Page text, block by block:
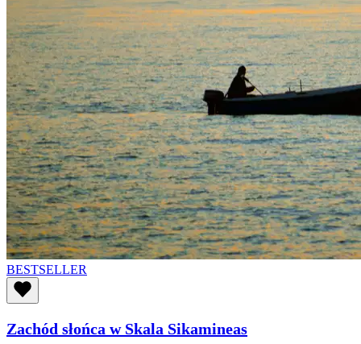
BESTSELLER
Zachód słońca w Skala Sikamineas